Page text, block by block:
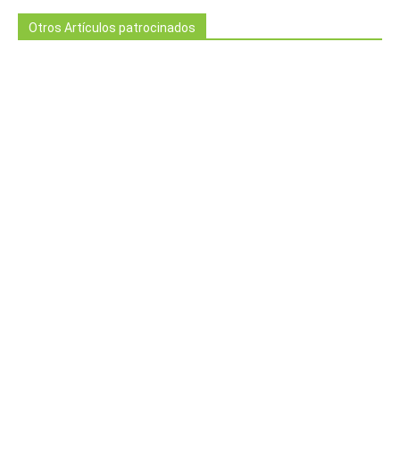
Otros Artículos patrocinados